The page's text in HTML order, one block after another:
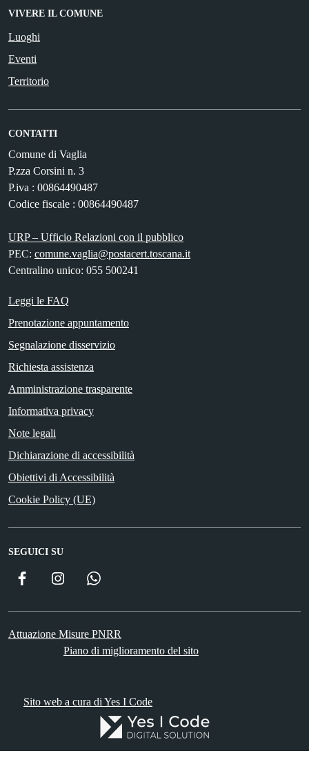
VIVERE IL COMUNE
Luoghi
Eventi
Territorio
CONTATTI
Comune di Vaglia
P.zza Corsini n. 3
P.iva : 00864490487
Codice fiscale : 00864490487
URP – Ufficio Relazioni con il pubblico
PEC: comune.vaglia@postacert.toscana.it
Centralino unico: 055 500241
Leggi le FAQ
Prenotazione appuntamento
Segnalazione disservizio
Richiesta assistenza
Amministrazione trasparente
Informativa privacy
Note legali
Dichiarazione di accessibilità
Obiettivi di Accessibilità
Cookie Policy (UE)
SEGUICI SU
Facebook Instagram
Attuazione Misure PNRR
Piano di miglioramento del sito
Sito web a cura di Yes I Code